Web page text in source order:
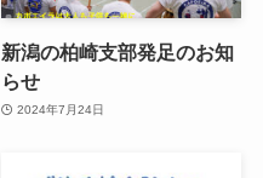
新潟の柏崎支部発足のお知
らせ
2024年7月24日